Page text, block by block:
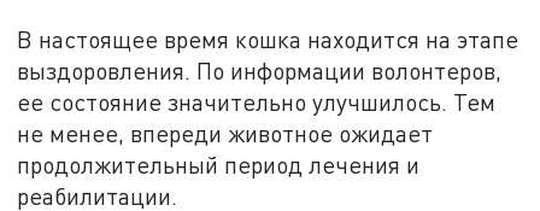
В настоящее время кошка находится на этапе
выздоровления. По информации волонтеров,
ее состояние значительно улучшилось. Тем
не менее, впереди животное ожидает
продолжительный период лечения и
реабилитации.